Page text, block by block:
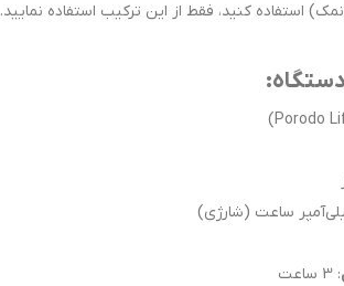
استفاده کنید، فقط از این ترکیب استفاده نمایید.
: 3 ساعت